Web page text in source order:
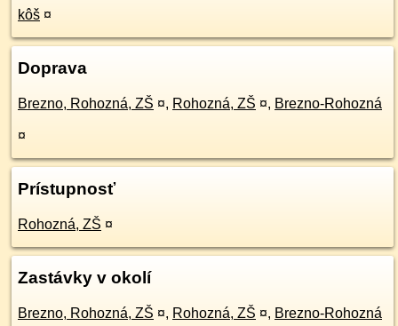
kôš ¤
Doprava
Brezno, Rohozná, ZŠ ¤, Rohozná, ZŠ ¤, Brezno-Rohozná
¤
Prístupnosť
Rohozná, ZŠ ¤
Zastávky v okolí
Brezno, Rohozná, ZŠ ¤, Rohozná, ZŠ ¤, Brezno-Rohozná